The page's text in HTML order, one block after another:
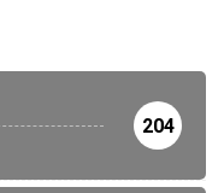
204